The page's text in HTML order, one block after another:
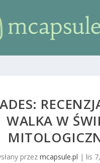
WALKA W
przez mcapsule.pl | lis